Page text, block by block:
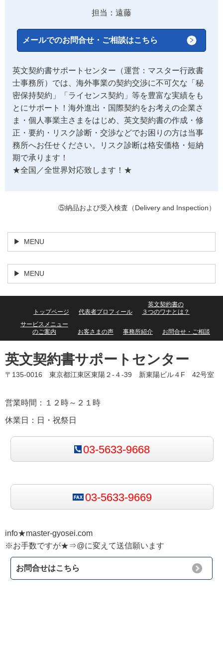
担当：遠藤
メールでのお問合せ・ご相談はこちら
英文契約書サポートセンター（運営：マスター行政書
士事務所）では、海外事業の契約交渉に不可欠な「秘
密保持契約」「ライセンス契約」等を豊富な実績をも
とにサポート！海外進出・国際契約をお考えの企業さ
ま・個人事業主さまをはじめ、英文契約書の作成・修
正・要約・リスク診断・交渉などでお困りの方は当事
務所へお任せください。リスク診断は格安価格・短納
期で承ります！
★全国／全世界対応致します！★
⑤納品および受入検査（Delivery and Inspection）
MENU
MENU
トップページ 代表者プロフィール
英文契約書の
３つのワナとは？
サービスメニュー
のご案内
お客さまの声 事務所紹介 お問合せ・ご相談
英文契約書サポートセンター
〒135-0016 東京都江東区東陽２-４-39 新東陽ビル４F 42号室
営業時間：１２時～２１時
休業日：日・祝祭日
03-5633-9668
03-5633-9669
info★master-gyosei.com
※お手数ですが★⇒@に変えて送信願います
お問合せはこちら